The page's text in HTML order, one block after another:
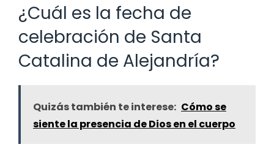
¿Cuál es la fecha de
celebración de Santa
Catalina de Alejandría?
Quizás también te interese: Cómo se
siente la presencia de Dios en el cuerpo